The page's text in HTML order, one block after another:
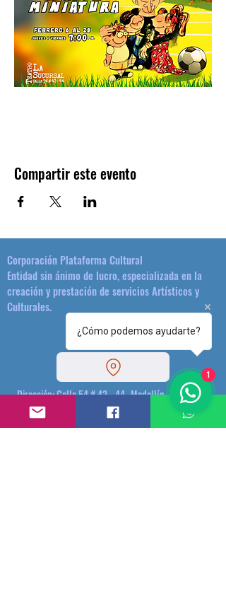
Compartir este evento
Corporación Plataforma Cultural
Entidad sin ánimo de lucro, especializada en la
creación y prestación de servicios Artísticos y
Culturales.
Dirección: Calle 54 # 42 - 44 -Medellín - Colombia.
¿Cómo podemos ayudarte?
1